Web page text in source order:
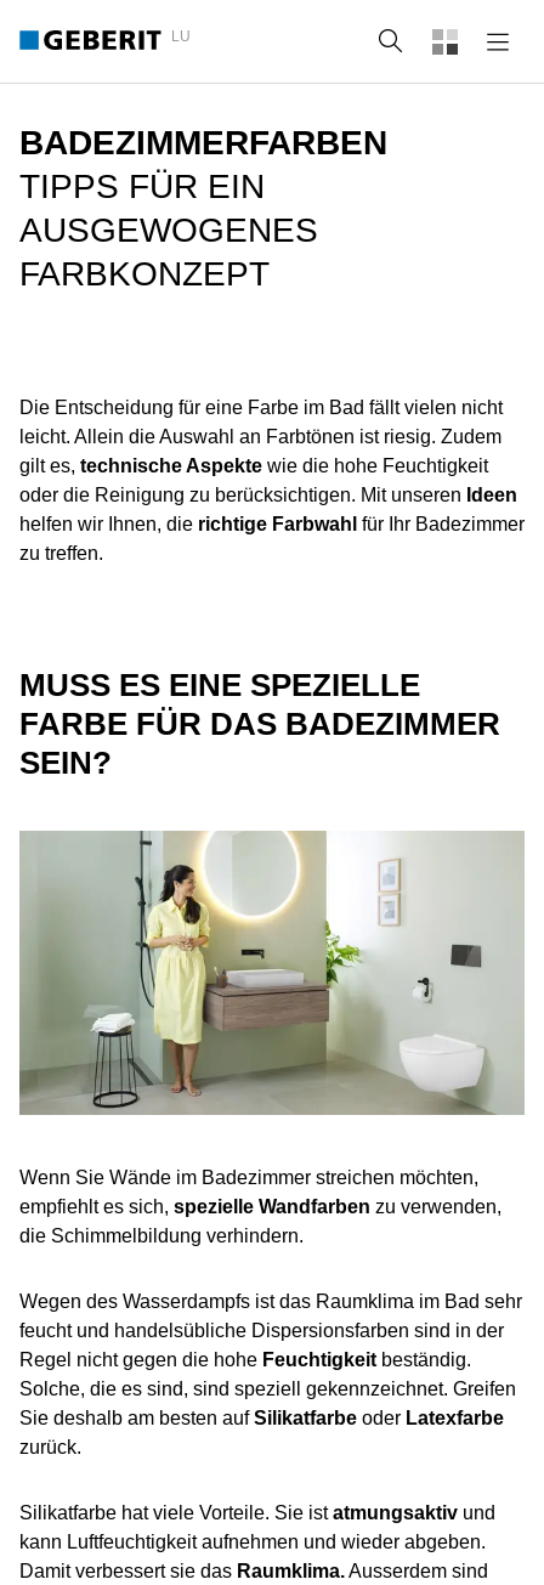
LU Suche
BADEZIMMERFARBEN
TIPPS FÜR EIN
AUSGEWOGENES
FARBKONZEPT
Die Entscheidung für eine Farbe im Bad fällt vielen nicht
leicht. Allein die Auswahl an Farbtönen ist riesig. Zudem
gilt es, technische Aspekte wie die hohe Feuchtigkeit
oder die Reinigung zu berücksichtigen. Mit unseren Ideen
helfen wir Ihnen, die richtige Farbwahl für Ihr Badezimmer
zu treffen.
MUSS ES EINE SPEZIELLE
FARBE FÜR DAS BADEZIMMER
SEIN?
Wenn Sie Wände im Badezimmer streichen möchten,
empfiehlt es sich, spezielle Wandfarben zu verwenden,
die Schimmelbildung verhindern.
Wegen des Wasserdampfs ist das Raumklima im Bad sehr
feucht und handelsübliche Dispersionsfarben sind in der
Regel nicht gegen die hohe Feuchtigkeit beständig.
Solche, die es sind, sind speziell gekennzeichnet. Greifen
Sie deshalb am besten aufSilikatfarbe oder Latexfarbe
zurück.
Silikatfarbe hat viele Vorteile. Sie istatmungsaktiv und
kann Luftfeuchtigkeit aufnehmen und wieder abgeben.
Damit verbessert sie das Raumklima.Ausserdem sind